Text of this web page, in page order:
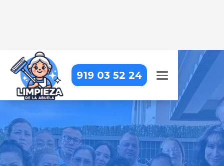
919 03 52 24
LIMPIEZA DE APARTAMENTOS
TURÍSTICOS EN LOZOYA
Dejamos tus apartamentos
impecables para que tus